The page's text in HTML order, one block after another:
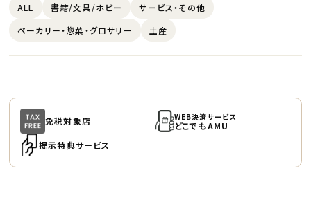
ALL 書籍/文具/ホビー
サービス・その他
ベーカリー・惣菜・グロサリー
土産
免税対象店 WEB決済サービス
どこでもAMU
提示特典サービス